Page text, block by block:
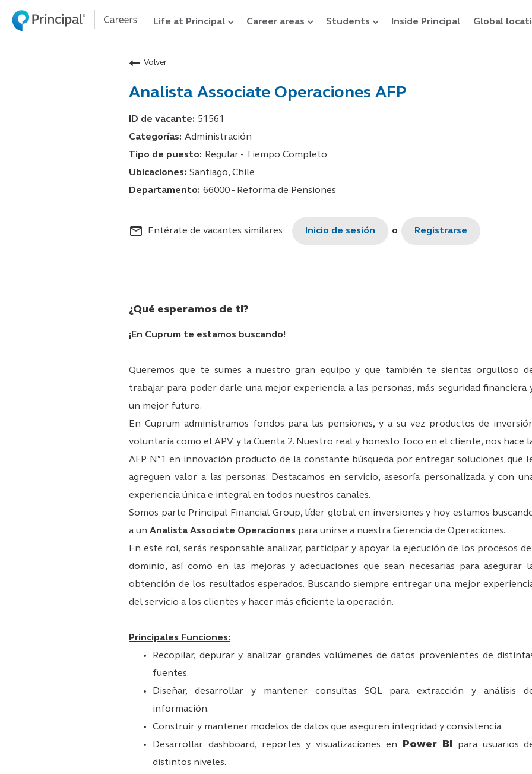
Life at Principal Career areas Students Inside Principal Global
Volver
Analista Associate Operaciones AFP
51561
Administración
Regular - Tiempo Completo
Santiago, Chile
66000 - Reforma de Pensiones
mail_outline Entérate de vacantes similares Inicio de sesión o Registrarse
¿Qué esperamos de ti?
¡En Cuprum te estamos buscando!
Queremos que te sumes a nuestro gran equipo y que también te sientas orgulloso
trabajar para poder darle una mejor experiencia a las personas, más seguridad financiera
un mejor futuro.
En Cuprum administramos fondos para las pensiones, y a su vez productos de
voluntaria como el APV y la Cuenta 2. Nuestro real y honesto foco en el cliente, nos hace
AFP N°1 en innovación producto de la constante búsqueda por entregar soluciones que
agreguen valor a las personas. Destacamos en servicio, asesoría personalizada y con
experiencia única e integral en todos nuestros canales.
Somos parte Principal Financial Group, líder global en inversiones y hoy estamos
a un Analista Associate Operaciones para unirse a nuestra Gerencia de Operaciones.
En este rol, serás responsable analizar, participar y apoyar la ejecución de los procesos
dominio, así como en las mejoras y adecuaciones que sean necesarias para asegurar
obtención de los resultados esperados. Buscando siempre entregar una mejor
del servicio a los clientes y hacer más eficiente la operación.
Principales Funciones:
Recopilar, depurar y analizar grandes volúmenes de datos provenientes de
fuentes.
Diseñar, desarrollar y mantener consultas SQL para extracción y análisis
información.
Construir y mantener modelos de datos que aseguren integridad y consistencia.
Desarrollar dashboard, reportes y visualizaciones en
Power BI
para usuarios
distintos niveles.